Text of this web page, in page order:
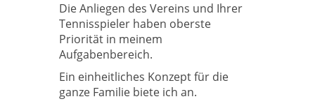
Die Anliegen des Vereins und Ihrer
Tennisspieler haben oberste
Priorität in meinem
Aufgabenbereich.
Ein einheitliches Konzept für die
ganze Familie biete ich an.